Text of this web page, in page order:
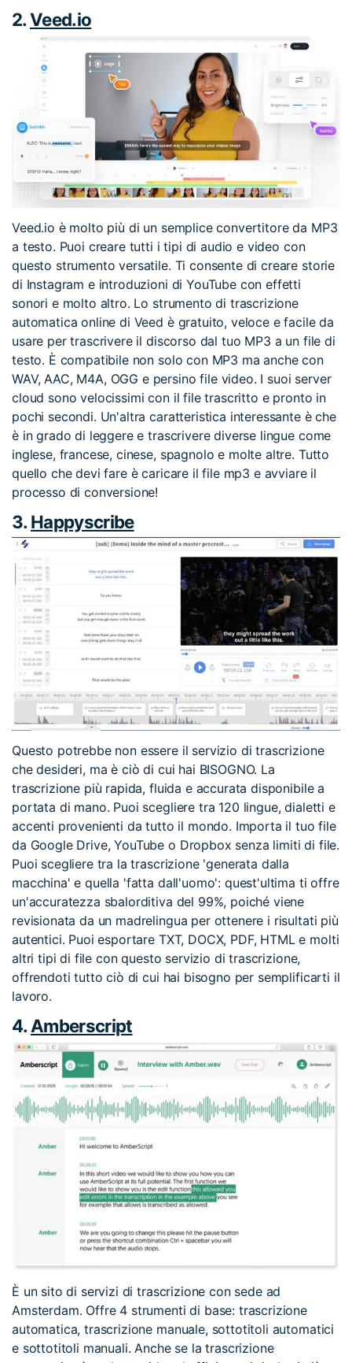
2.Veed.io
Veed.io è molto più di un semplice convertitore da MP3
a testo. Puoi creare tutti i tipi di audio e video con
questo strumento versatile. Ti consente di creare storie
di Instagram e introduzioni di YouTube con effetti
sonori e molto altro. Lo strumento di trascrizione
automatica online di Veed è gratuito, veloce e facile da
usare per trascrivere il discorso dal tuo MP3 a un file di
testo. È compatibile non solo con MP3 ma anche con
WAV, AAC, M4A, OGG e persino file video. I suoi server
cloud sono velocissimi con il file trascritto e pronto in
pochi secondi. Un'altra caratteristica interessante è che
è in grado di leggere e trascrivere diverse lingue come
inglese, francese, cinese, spagnolo e molte altre. Tutto
quello che devi fare è caricare il file mp3 e avviare il
processo di conversione!
3.Happyscribe
Questo potrebbe non essere il servizio di trascrizione
che desideri, ma è ciò di cui hai BISOGNO. La
trascrizione più rapida, fluida e accurata disponibile a
portata di mano. Puoi scegliere tra 120 lingue, dialetti e
accenti provenienti da tutto il mondo. Importa il tuo file
da Google Drive, YouTube o Dropbox senza limiti di file.
Puoi scegliere tra la trascrizione 'generata dalla
macchina' e quella 'fatta dall'uomo': quest'ultima ti offre
un'accuratezza sbalorditiva del 99%, poiché viene
revisionata da un madrelingua per ottenere i risultati più
autentici. Puoi esportare TXT, DOCX, PDF, HTML e molti
altri tipi di file con questo servizio di trascrizione,
offrendoti tutto ciò di cui hai bisogno per semplificarti il
lavoro.
4.Amberscript
È un sito di servizi di trascrizione con sede ad
Amsterdam. Offre 4 strumenti di base: trascrizione
automatica, trascrizione manuale, sottotitoli automatici
e sottotitoli manuali. Anche se la trascrizione